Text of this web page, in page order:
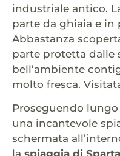
industriale antico.
parte da ghiaia e in
Abbastanza
parte protetta dalle
bell’ambiente
molto fresca.
Proseguendo
una incantevole
schermata